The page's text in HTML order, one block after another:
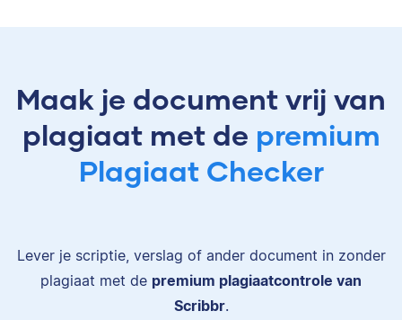
Maak je document vrij van
plagiaat met de premium
Plagiaat Checker
Lever je scriptie, verslag of ander document in zonder
plagiaat met de premium plagiaatcontrole van
Scribbr.